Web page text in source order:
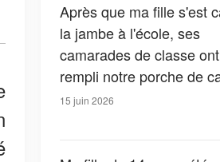
Après que ma fille s'est
la jambe à l'école, ses
camarades de classe ont
rempli notre porche de
puis un garçon est resté
15 juin 2026